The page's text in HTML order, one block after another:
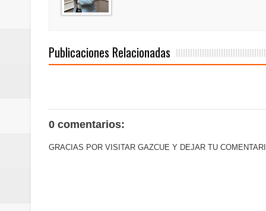
Banreservas inaugura oficina
Humano Seguros transforma la
Publicaciones Relacionadas
0 comentarios:
GRACIAS POR VISITAR GAZCUE Y DEJAR TU